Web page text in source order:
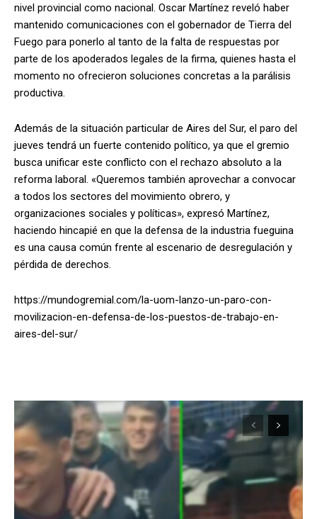
nivel provincial como nacional. Oscar Martínez reveló haber
mantenido comunicaciones con el gobernador de Tierra del
Fuego para ponerlo al tanto de la falta de respuestas por
parte de los apoderados legales de la firma, quienes hasta el
momento no ofrecieron soluciones concretas a la parálisis
productiva.
Además de la situación particular de Aires del Sur, el paro del
jueves tendrá un fuerte contenido político, ya que el gremio
busca unificar este conflicto con el rechazo absoluto a la
reforma laboral. «Queremos también aprovechar a convocar
a todos los sectores del movimiento obrero, y
organizaciones sociales y políticas», expresó Martínez,
haciendo hincapié en que la defensa de la industria fueguina
es una causa común frente al escenario de desregulación y
pérdida de derechos.
https://mundogremial.com/la-uom-lanzo-un-paro-con-
movilizacion-en-defensa-de-los-puestos-de-trabajo-en-
aires-del-sur/